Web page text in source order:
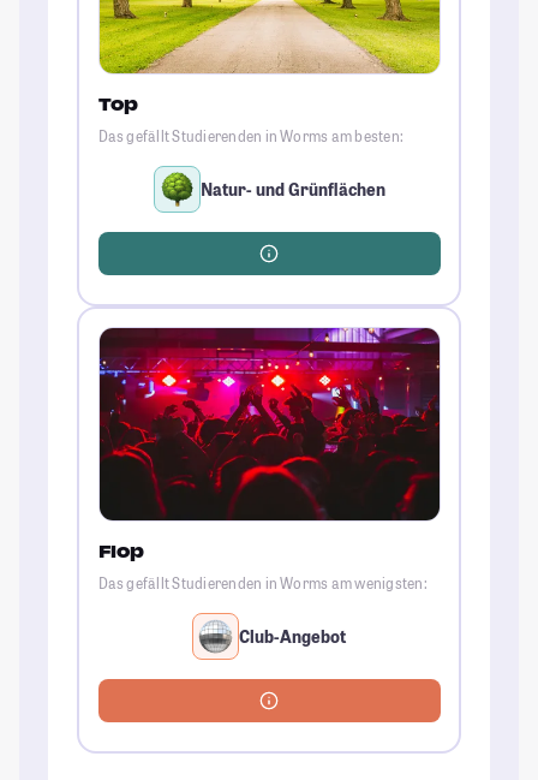
Top
Das gefällt Studierenden in Worms am besten:
Natur- und Grünflächen
Flop
Das gefällt Studierenden in Worms am wenigsten:
Club-Angebot